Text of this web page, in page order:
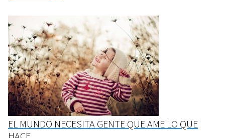
EL MUNDO NECESITA GENTE QUE AME LO QUE